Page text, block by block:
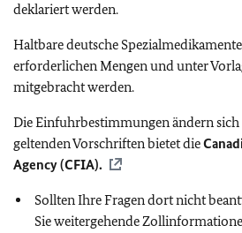
deklariert werden.
Haltbare deutsche
erforderlichen Mengen und unter
mitgebracht werden.
Die Einfuhrbestimmungen ändern
geltenden Vorschriften bietet die
Agency (CFIA).
Sollten Ihre Fragen dort nicht
Sie weitergehende